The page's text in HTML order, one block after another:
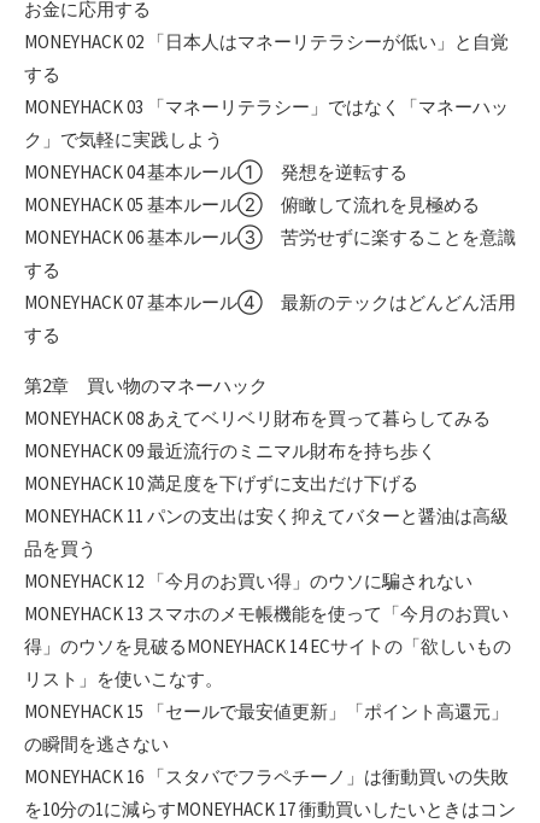
お金に応用する
MONEYHACK 02 「日本人はマネーリテラシーが低い」と自覚
する
MONEYHACK 03 「マネーリテラシー」ではなく「マネーハッ
ク」で気軽に実践しよう
MONEYHACK 04 基本ルール① 発想を逆転する
MONEYHACK 05 基本ルール② 俯瞰して流れを見極める
MONEYHACK 06 基本ルール③ 苦労せずに楽することを意識
する
MONEYHACK 07 基本ルール④ 最新のテックはどんどん活用
する
第2章 買い物のマネーハック
MONEYHACK 08 あえてベリベリ財布を買って暮らしてみる
MONEYHACK 09 最近流行のミニマル財布を持ち歩く
MONEYHACK 10 満足度を下げずに支出だけ下げる
MONEYHACK 11 パンの支出は安く抑えてバターと醤油は高級
品を買う
MONEYHACK 12 「今月のお買い得」のウソに騙されない
MONEYHACK 13 スマホのメモ帳機能を使って「今月のお買い
得」のウソを見破るMONEYHACK 14 ECサイトの「欲しいもの
リスト」を使いこなす。
MONEYHACK 15 「セールで最安値更新」「ポイント高還元」
の瞬間を逃さない
MONEYHACK 16 「スタバでフラペチーノ」は衝動買いの失敗
を10分の1に減らすMONEYHACK 17 衝動買いしたいときはコン